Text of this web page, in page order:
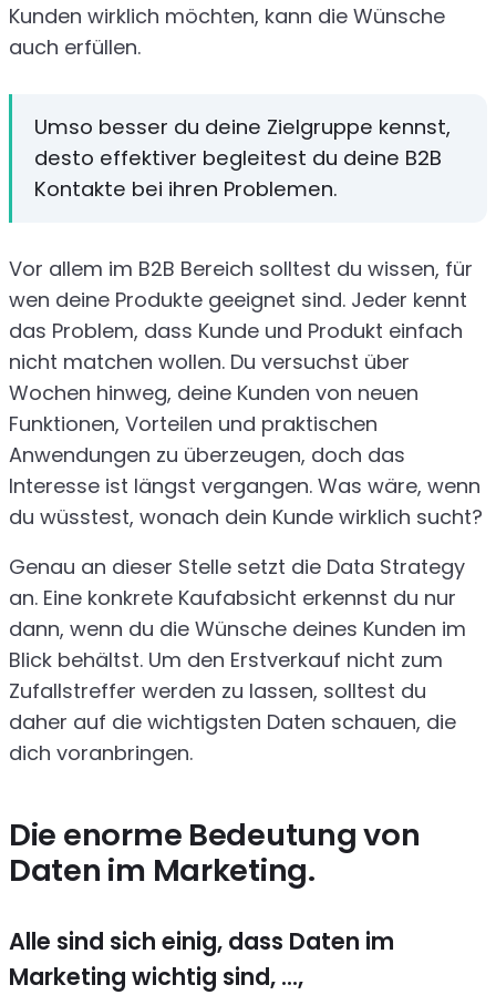
Kunden wirklich möchten, kann die Wünsche
auch erfüllen.
Umso besser du deine Zielgruppe kennst,
desto effektiver begleitest du deine B2B
Kontakte bei ihren Problemen.
Vor allem im B2B Bereich solltest du wissen, für
wen deine Produkte geeignet sind. Jeder kennt
das Problem, dass Kunde und Produkt einfach
nicht matchen wollen. Du versuchst über
Wochen hinweg, deine Kunden von neuen
Funktionen, Vorteilen und praktischen
Anwendungen zu überzeugen, doch das
Interesse ist längst vergangen. Was wäre, wenn
du wüsstest, wonach dein Kunde wirklich sucht?
Genau an dieser Stelle setzt die Data Strategy
an. Eine konkrete Kaufabsicht erkennst du nur
dann, wenn du die Wünsche deines Kunden im
Blick behältst. Um den Erstverkauf nicht zum
Zufallstreffer werden zu lassen, solltest du
daher auf die wichtigsten Daten schauen, die
dich voranbringen.
Die enorme Bedeutung von
Daten im Marketing.
Alle sind sich einig, dass Daten im
Marketing wichtig sind, ...,